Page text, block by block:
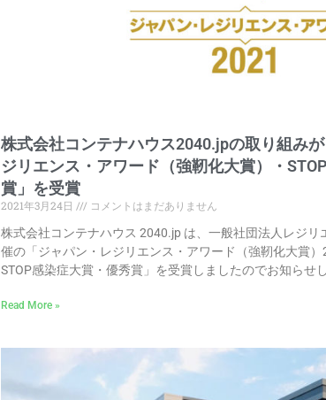
株式会社コンテナハウス2040.jpの取り組み
ジリエンス・アワード（強靭化大賞）・
賞」を受賞
2021年3月24日
コメントはまだありません
株式会社コンテナハウス 2040.jp は、一般社団法人レジリ
催の「ジャパン・レジリエンス・アワード（強靭化大賞
STOP感染症大賞・優秀賞」を受賞しましたのでお知らせし
Read More »